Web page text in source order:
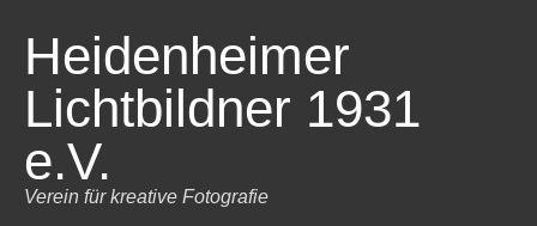
Heidenheimer
Lichtbildner 1931
e.V.
Verein für kreative Fotografie